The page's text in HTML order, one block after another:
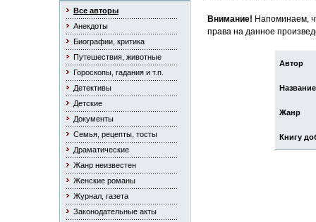
Все авторы
Анекдоты
Биографии, критика
Путешествия, животные
Гороскопы, гадания и т.п.
Детективы
Детские
Документы
Семья, рецепты, тосты
Драматические
Жанр неизвестен
Женские романы
Журнал, газета
Законодательные акты
Внимание! Напоминаем,
права на данное
Автор
Название
Жанр
Книгу